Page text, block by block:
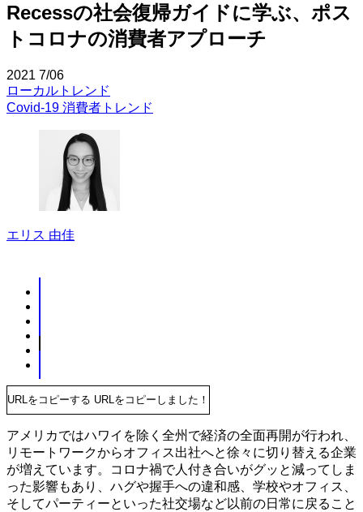
Recessの社会復帰ガイドに学ぶ、ポス
トコロナの消費者アプローチ
2021 7/06
ローカルトレンド
Covid-19 消費者トレンド
エリス 由佳
URLをコピーする URLをコピーしました！
アメリカではハワイを除く全州で経済の全面再開が行われ、
リモートワークからオフィス出社へと徐々に切り替える企業
が増えています。コロナ禍で人付き合いがグッと減ってしま
った影響もあり、ハグや握手への違和感、学校やオフィス、
そしてパーティーといった社交場など以前の日常に戻ること